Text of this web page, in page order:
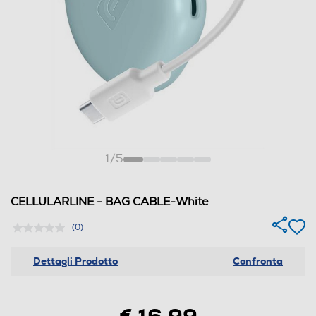
1/5
CELLULARLINE - BAG CABLE-White
(0)
Dettagli Prodotto Confronta